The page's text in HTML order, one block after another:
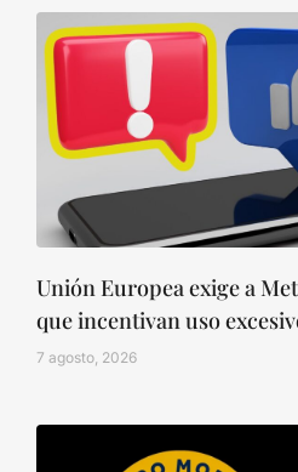
Unión Europea exige a
que incentivan uso
7 agosto, 2026